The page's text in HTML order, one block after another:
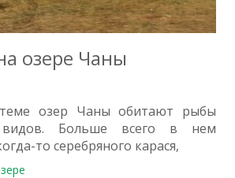
0
озере Чаны
озер Чаны обитают рыбы
видов. Больше всего в нем
то серебряного карася,